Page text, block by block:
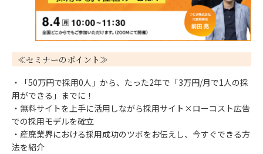
≪セミナーのポイント≫
・「50万円で採用0人」から、たった2年で「3万円/月で1人の採
用ができる」までに！
・無料サイトを上手に活用しながら採用サイト×ローコスト広告
での採用モデルを確立
・産廃業界における採用成功のツボをお伝えし、今すぐできる方
法を紹介